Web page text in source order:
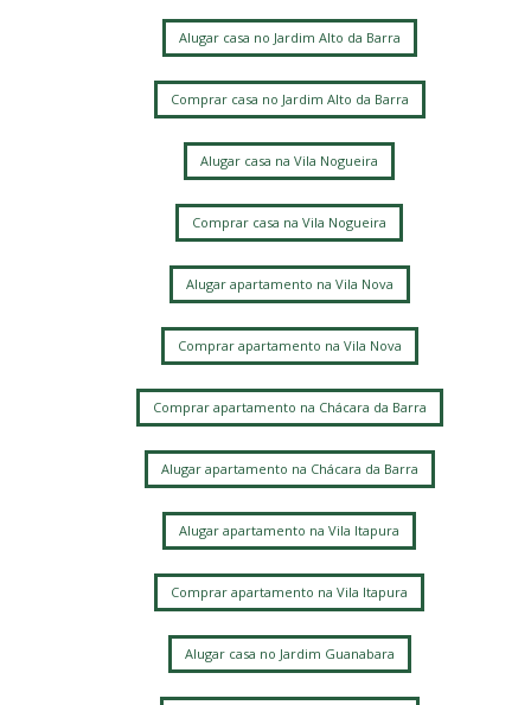
Alugar casa no Jardim Alto da Barra
Comprar casa no Jardim Alto da Barra
Alugar casa na Vila Nogueira
Comprar casa na Vila Nogueira
Alugar apartamento na Vila Nova
Comprar apartamento na Vila Nova
Comprar apartamento na Chácara da Barra
Alugar apartamento na Chácara da Barra
Alugar apartamento na Vila Itapura
Comprar apartamento na Vila Itapura
Alugar casa no Jardim Guanabara